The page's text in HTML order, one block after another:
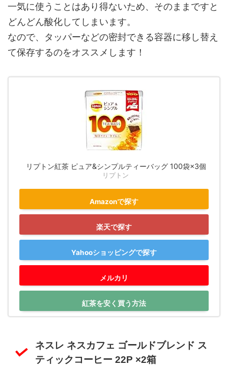
一気に使うことはあり得ないため、そのままですと
どんどん酸化してしまいます。
なので、タッパーなどの密封できる容器に移し替え
て保存するのをオススメします！
リプトン紅茶 ピュア&シンプルティーバッグ 100袋×3個
リプトン
Amazonで探す
楽天で探す
Yahooショッピングで探す
メルカリ
紅茶を安く買う方法
ネスレ ネスカフェ ゴールドブレンド ス
ティックコーヒー 22P ×2箱